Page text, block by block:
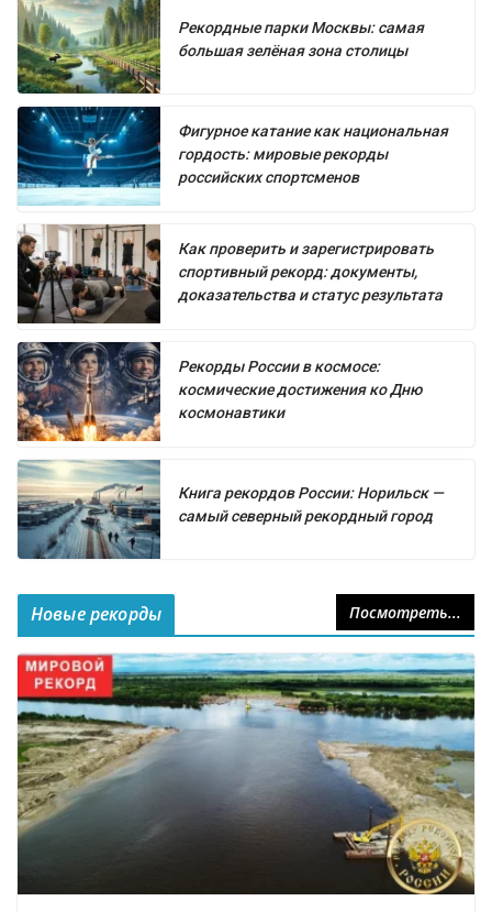
Рекордные парки Москвы: самая
большая зелёная зона столицы
Фигурное катание как национальная
гордость: мировые рекорды
российских спортсменов
Как проверить и зарегистрировать
спортивный рекорд: документы,
доказательства и статус результата
Рекорды России в космосе:
космические достижения ко Дню
космонавтики
Книга рекордов России: Норильск —
самый северный рекордный город
Новые рекорды Посмотреть...